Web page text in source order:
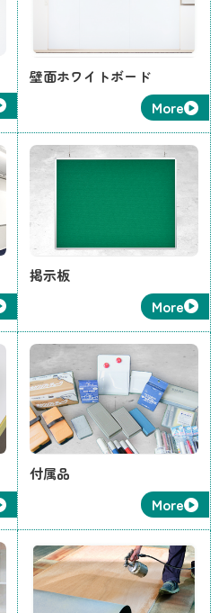
壁面ホワイトボード
More
掲示板
More
付属品
More